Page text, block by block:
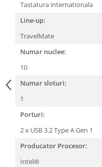
Tastatura internationala
Line-up:
TravelMate
Numar nuclee:
10
Numar sloturi:
1
Porturi:
2 x USB 3.2 Type A Gen 1
Producator Procesor:
Intel®